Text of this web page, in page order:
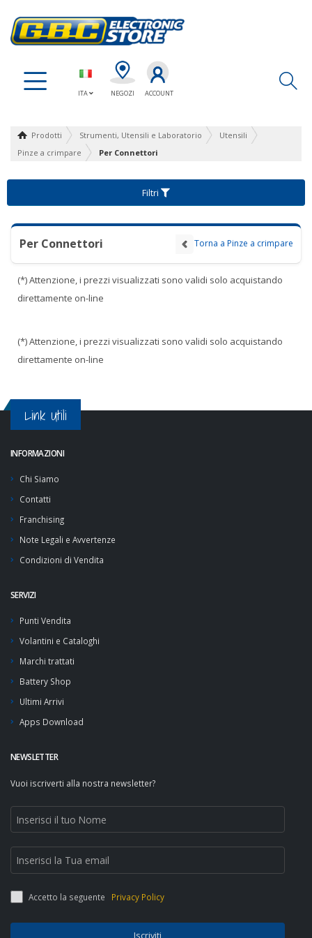
ITA NEGOZI ACCOUNT
Prodotti Strumenti, Utensili e Laboratorio
Utensili
Pinze a crimpare
Per Connettori
Filtri
Per Connettori Torna a Pinze a crimpare
(*) Attenzione, i prezzi visualizzati sono validi solo acquistando
direttamente on-line
(*) Attenzione, i prezzi visualizzati sono validi solo acquistando
direttamente on-line
Link Utili
INFORMAZIONI
Chi Siamo
Contatti
Franchising
Note Legali e Avvertenze
Condizioni di Vendita
SERVIZI
Punti Vendita
Volantini e Cataloghi
Marchi trattati
Battery Shop
Ultimi Arrivi
Apps Download
NEWSLETTER
Vuoi iscriverti alla nostra newsletter?
Accetto la seguente Privacy Policy
Iscriviti